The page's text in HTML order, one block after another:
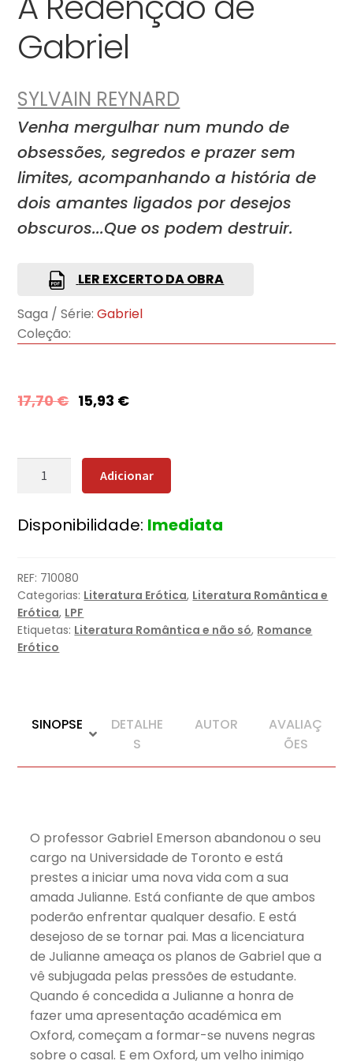
Gabriel
SYLVAIN REYNARD
Venha mergulhar num mundo de
obsessões, segredos e prazer sem
limites, acompanhando a história de
dois amantes ligados por desejos
obscuros...Que os podem destruir.
LER EXCERTO DA OBRA
Saga / Série: Gabriel
Coleção:
17,70€ 15,93 €
Quantidade
Redenção
Adicionar
Disponibilidade: Imediata
REF: 710080
Categorias: Literatura Erótica, Literatura Romântica e
Erótica, LPF
Etiquetas: Literatura Romântica e não só, Romance
Erótico
SINOPSE
DETALHE
S
AUTOR
AVALIAÇ
ÕES
O professor Gabriel Emerson abandonou o seu
cargo na Universidade de Toronto e está
prestes a iniciar uma nova vida com a sua
amada Julianne. Está confiante de que ambos
poderão enfrentar qualquer desafio. E está
desejoso de se tornar pai. Mas a licenciatura
de Julianne ameaça os planos de Gabriel que a
vê subjugada pelas pressões de estudante.
Quando é concedida a Julianne a honra de
fazer uma apresentação académica em
Oxford, começam a formar-se nuvens negras
sobre o casal. E em Oxford, um velho inimigo